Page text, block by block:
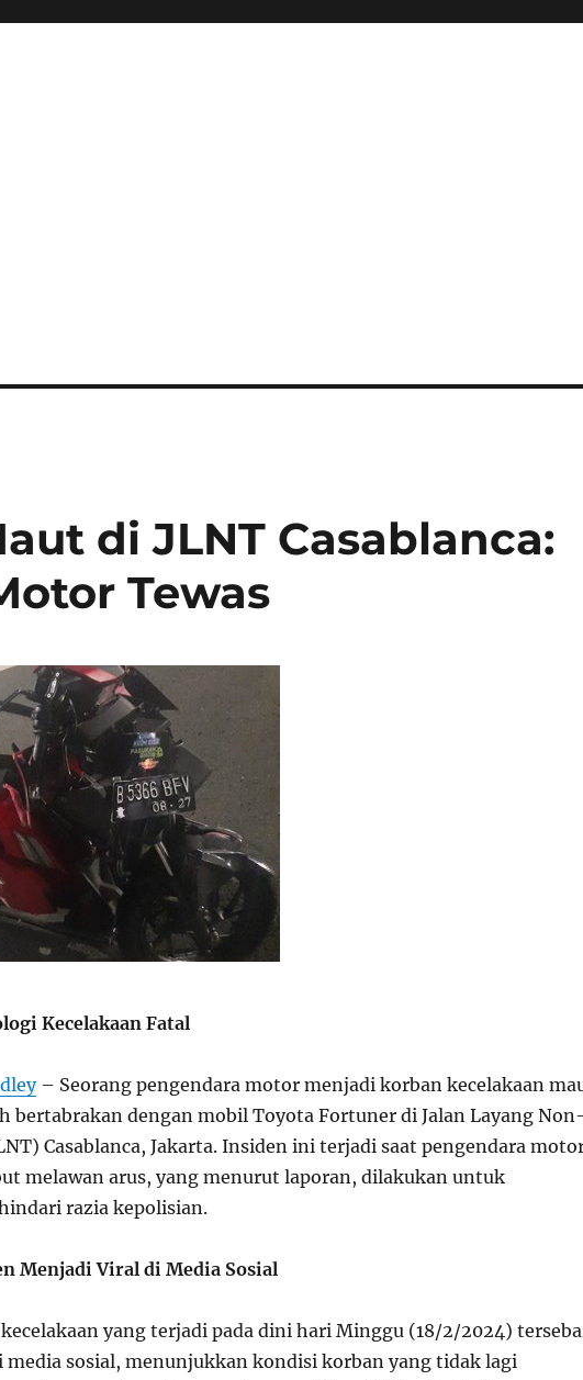
di JLNT Casablanca:
Tewas
Kecelakaan Fatal
– Seorang pengendara motor menjadi korban kecelakaan
bertabrakan dengan mobil Toyota Fortuner di Jalan Layang
Casablanca, Jakarta. Insiden ini terjadi saat pengendara
melawan arus, yang menurut laporan, dilakukan untuk
razia kepolisian.
Menjadi Viral di Media Sosial
yang terjadi pada dini hari Minggu (18/2/2024)
media sosial, menunjukkan kondisi korban yang tidak lagi